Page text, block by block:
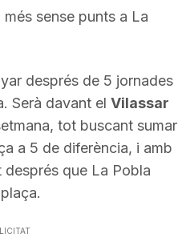
sense punts a La
després de 5 jornades
Serà davant el Vilassar
tot buscant sumar
a 5 de diferència, i amb
després que La Pobla